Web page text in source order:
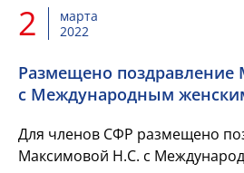
2
марта
2022
Размещено
с Международным
Для членов СФР размещено
Максимовой Н.С. с